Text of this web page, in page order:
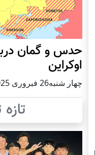
حدس و گمان
اوکراین
چهار شنبه26 فبروری 2025